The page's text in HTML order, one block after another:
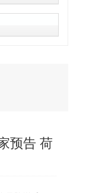
预告 荷